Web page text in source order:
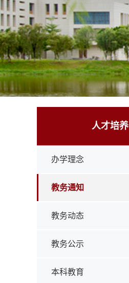
人才培养
办学理念
教务通知
教务动态
教务公示
本科教育